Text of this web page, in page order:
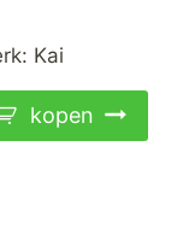
Kai
kopen